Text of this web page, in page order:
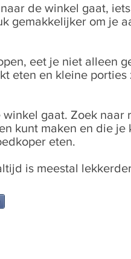
de winkel gaat,
gemakkelijker om je
eet je niet alleen
eten en kleine porties
gaat. Zoek naar
kunt maken en die je
eten.
is meestal